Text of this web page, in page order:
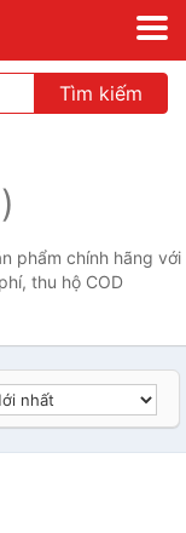
Tìm kiếm
phẩm chính hãng với
thu hộ COD